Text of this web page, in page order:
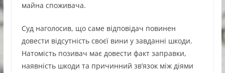
майна споживача.
Суд наголосив, що саме відповідач повинен
довести відсутність своєї вини у завданні шкоди.
Натомість позивач має довести факт заправки,
наявність шкоди та причинний зв’язок між діями